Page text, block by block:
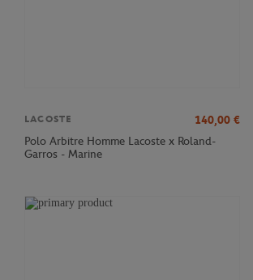
LACOSTE 140,00 €
Polo Arbitre Homme Lacoste x Roland-
Garros - Marine